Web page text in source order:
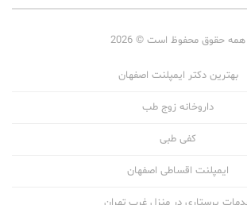
همه حقوق محفوظ است © 2026
بهترین دکتر ایمپلنت اصفهان
داروخانه زوج طب
کفی طبی
ایمپلنت اقساطی اصفهان